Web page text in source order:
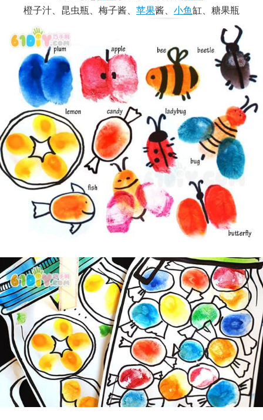
橙子汁、昆虫瓶、梅子酱、 苹果酱、 小鱼缸、糖果瓶